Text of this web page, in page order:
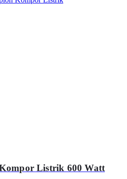
Listrik 600 Watt